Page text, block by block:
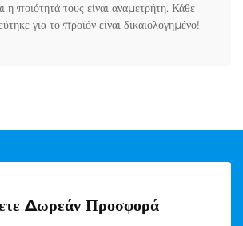
η ποιότητά τους είναι αναμετρήτη. Κάθε
για το προϊόν είναι δικαιολογημένο!
Δωρεάν Προσφορά